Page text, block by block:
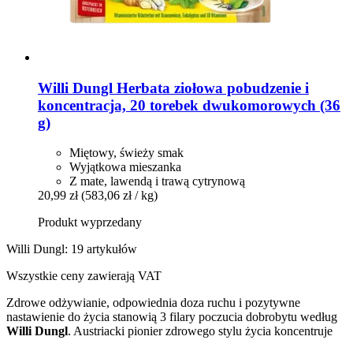
Willi Dungl Herbata ziołowa pobudzenie i
koncentracja, 20 torebek dwukomorowych (36
g)
Miętowy, świeży smak
Wyjątkowa mieszanka
Z mate, lawendą i trawą cytrynową
20,99 zł (583,06 zł / kg)
Produkt wyprzedany
Willi Dungl: 19 artykułów
Wszystkie ceny zawierają VAT
Zdrowe odżywianie, odpowiednia doza ruchu i pozytywne
nastawienie do życia stanowią 3 filary poczucia dobrobytu według
Willi Dungl. Austriacki pionier zdrowego stylu życia koncentruje